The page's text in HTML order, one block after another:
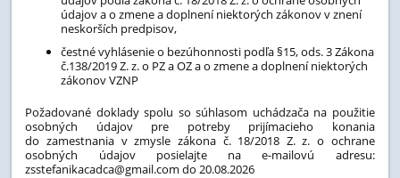
údajov a o zmene a doplnení niektorých zákonov v znení
neskorších predpisov,
čestné vyhlásenie o bezúhonnosti podľa §15, ods. 3 Zákona
č.138/2019 Z. z. o PZ a OZ a o zmene a doplnení niektorých
zákonov VZNP
Požadované doklady spolu so súhlasom uchádzača na použitie
osobných údajov pre potreby prijímacieho konania
do zamestnania v zmysle zákona č. 18/2018 Z. z. o ochrane
osobných údajov posielajte na e-mailovú adresu:
zsstefanikacadca@gmail.com do 20.08.2026